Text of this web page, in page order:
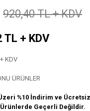
920,40 TL + KDV
+ KDV
KDV
ÜRÜNLER
%10 İndirim ve
Geçerli Değildir.